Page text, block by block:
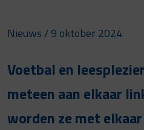
Nieuws / 9 oktober 2024
Voetbal en
meteen aan elkaar
worden ze met